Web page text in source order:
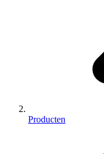
Producten